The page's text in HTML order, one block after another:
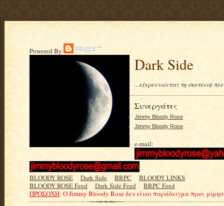
Powered By
Dark Side
...εξερευνώντας τη σκοτεινή
Συνεργάτες
Jimmy Bloody Rose
Jimmy Bloody Rose
e-mail:
BLOODY ROSE.....Dark Side.....BRPC.....BLOODY LINKS
BLOODY ROSE Feed.....Dark Side Feed.....BRPC Feed
ΠΡΟΣΟΧΗ: Ο Jimmy Bloody Rose δεν είναι παράδειγμα προς